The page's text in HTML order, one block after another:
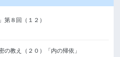
第８回（１２）
の教え（２０）「内の帰依」